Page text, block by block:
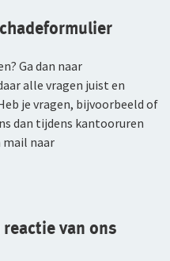
100 Plan)
Collectief
Ga dan naar
alle vragen juist en
je vragen, bijvoorbeeld of
dan tijdens kantooruren
mail naar
van ons